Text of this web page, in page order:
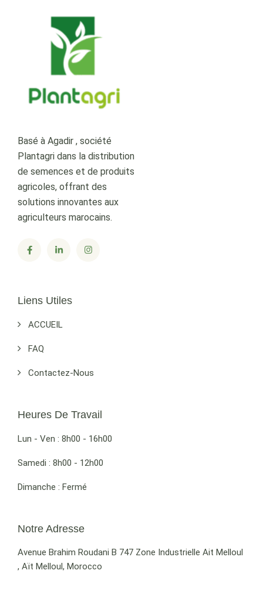
Basé à Agadir , société
Plantagri dans la distribution
de semences et de produits
agricoles, offrant des
solutions innovantes aux
agriculteurs marocains.
Liens Utiles
ACCUEIL
FAQ
Contactez-Nous
Heures De Travail
Lun - Ven : 8h00 - 16h00
Samedi : 8h00 - 12h00
Dimanche : Fermé
Notre Adresse
Avenue Brahim Roudani B 747 Zone Industrielle Ait Melloul
, Aït Melloul, Morocco